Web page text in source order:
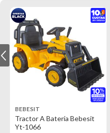
BEBESIT
Tractor A Batería Bebesit
Yt-1066